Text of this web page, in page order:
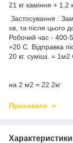
21 кг каміння + 1,2
Застосування :
хв, та після цього
Робочий час - 400-
+20 С. Відправка
20 кг. суміші. =
на 2 м2 = 22.2кг
Приховати
Характеристики